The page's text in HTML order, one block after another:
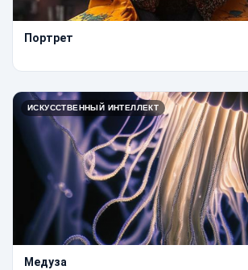
Портрет
ИСКУССТВЕННЫЙ ИНТЕЛЛЕКТ
Медуза